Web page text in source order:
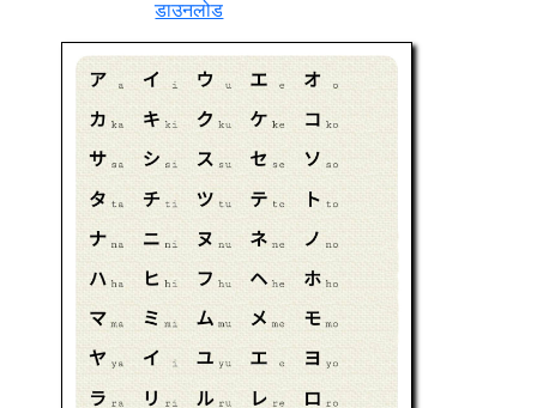
डाउनलोड